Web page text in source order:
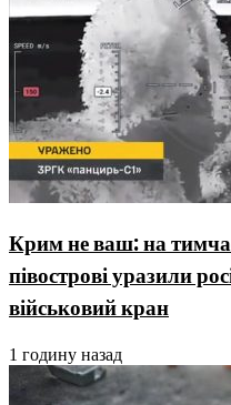
Крим не ваш: на
півострові уразили
військовий кран
1 годину назад